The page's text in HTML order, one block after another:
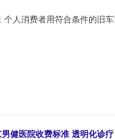
人消费者用符合条件的旧车
健医院收费标准 透明化诊